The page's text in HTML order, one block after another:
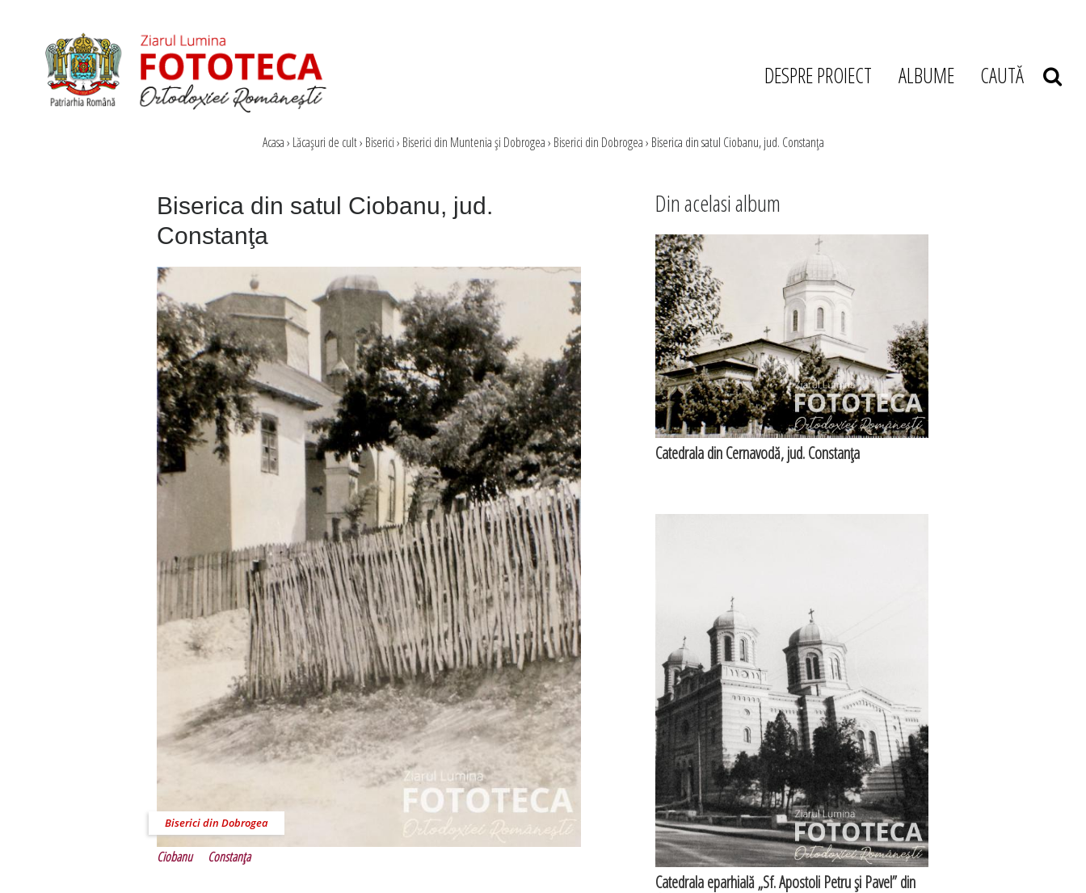
DESPRE PROIECT ALBUME CAUTĂ
Acasa› Lăcaşuri de cult› Biserici› Biserici din Muntenia şi Dobrogea› Biserici din Dobrogea› Biserica din satul Ciobanu, jud. Constanţa
Biserica din satul Ciobanu, jud.
Constanţa
Biserici din Dobrogea
Ciobanu Constanţa
Din acelasi album
Catedrala din Cernavodă, jud. Constanţa
Catedrala eparhială „Sf. Apostoli Petru şi Pavel” din